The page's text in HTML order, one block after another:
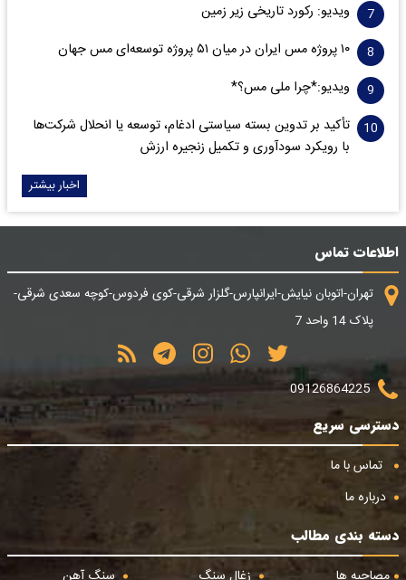
ویدیو: رکورد تاریخی زیر زمین
۱۰ پروژه مس ایران در میان ۵۱ پروژه توسعه‌ای مس جهان
ویدیو:*چرا ملی مس؟*
تأکید بر تدوین بسته سیاستی ادغام، توسعه یا انحلال شرکت‌ها
با رویکرد سودآوری و تکمیل زنجیره ارزش
اخبار بیشتر
اطلاعات تماس
تهران-اتوبان نیایش-ایرانپارس-گلزار شرقی-کوی فردوس-کوچه سعدی شرقی-
پلاک 14 واحد 7
09126864225
دسترسی سریع
تماس با ما
درباره ما
دسته بندی مطالب